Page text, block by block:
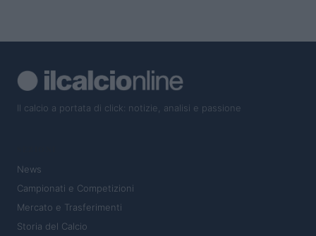
Il calcio a portata di click: notizie, analisi e passione
News
Campionati e Competizioni
Mercato e Trasferimenti
Storia del Calcio